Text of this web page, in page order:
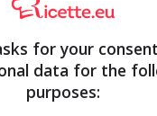
for your
data for the
purposes: